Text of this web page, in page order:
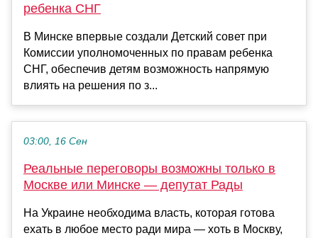
ребенка СНГ
В Минске впервые создали Детский совет при
Комиссии уполномоченных по правам ребенка
СНГ, обеспечив детям возможность напрямую
влиять на решения по з...
03:00, 16 Сен
Реальные переговоры возможны только в
Москве или Минске — депутат Рады
На Украине необходима власть, которая готова
ехать в любое место ради мира — хоть в Москву,